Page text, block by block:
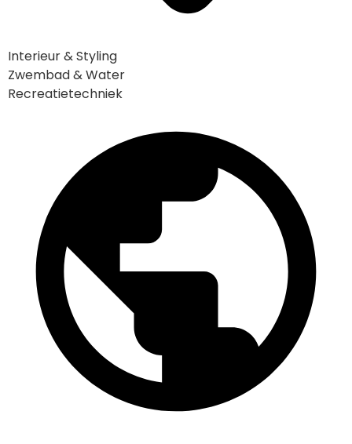
Interieur & Styling
Zwembad & Water
Recreatietechniek